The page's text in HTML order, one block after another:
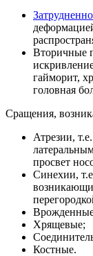
Вторичные
гайморит,
головная
Сращения,
Атрезии,
просвет
Синехии,
Врожденные
Хрящевые;
Костные.